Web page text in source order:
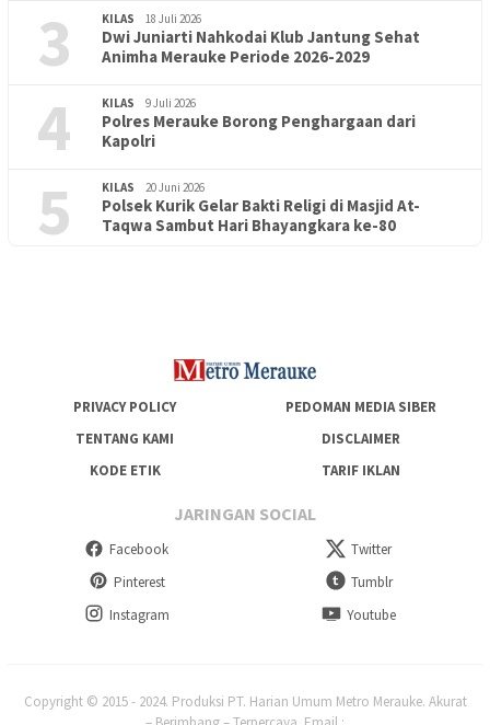
3 KILAS 18 Juli 2026
Dwi Juniarti Nahkodai Klub Jantung Sehat
Animha Merauke Periode 2026-2029
4 KILAS 9 Juli 2026
Polres Merauke Borong Penghargaan dari
Kapolri
5 KILAS 20 Juni 2026
Polsek Kurik Gelar Bakti Religi di Masjid At-
Taqwa Sambut Hari Bhayangkara ke-80
PENDIDIKAN 18 Juni 2026
Lepas Puluhan Peserta Didik, TK Yapis 2 Merauke Siapkan
PRIVACY POLICY
PEDOMAN MEDIA SIBER
TENTANG KAMI
DISCLAIMER
KODE ETIK
TARIF IKLAN
JARINGAN SOCIAL
Facebook
Twitter
Pinterest
Tumblr
Instagram
Youtube
Copyright © 2015 - 2024. Produksi PT. Harian Umum Metro Merauke. Akurat